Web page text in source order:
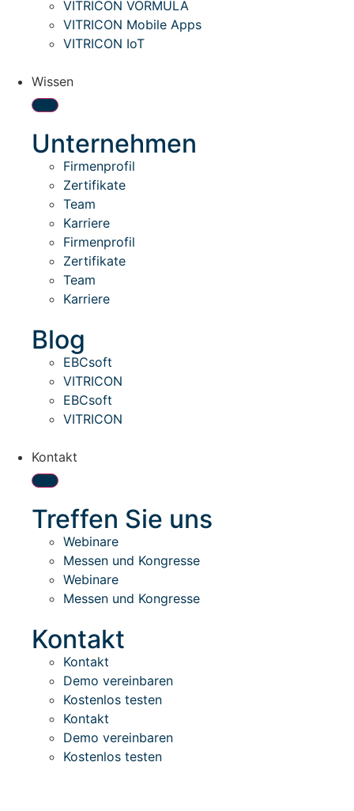
VITRICON VORMULA
VITRICON Mobile Apps
VITRICON IoT
Wissen
Unternehmen
Firmenprofil
Zertifikate
Team
Karriere
Firmenprofil
Zertifikate
Team
Karriere
Blog
EBCsoft
VITRICON
EBCsoft
VITRICON
Kontakt
Treffen Sie uns
Webinare
Messen und Kongresse
Webinare
Messen und Kongresse
Kontakt
Kontakt
Demo vereinbaren
Kostenlos testen
Kontakt
Demo vereinbaren
Kostenlos testen